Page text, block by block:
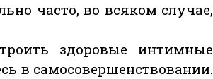
часто, во всяком случае,
здоровые интимные
в самосовершенствовании.